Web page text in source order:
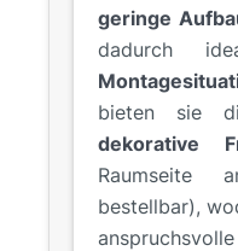
geringe
dadurch
bieten sie
dekorative
Raumseite
bestellbar),
anspruchsvolle